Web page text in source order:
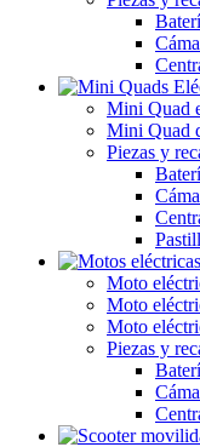
Mini Quad
Mini Quad
Piezas y
Moto
Moto
Moto
Piezas y